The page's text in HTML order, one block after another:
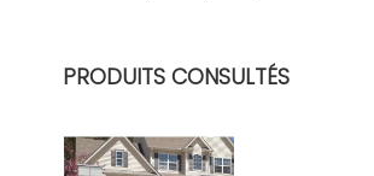
PRODUITS CONSULTÉS